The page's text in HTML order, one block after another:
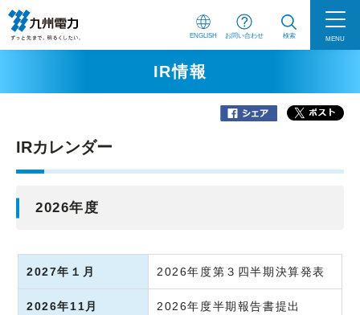
ENGLISH お問い合わせ 検索 MENU
IR情報
IRカレンダー
2026年度
2027年１月 2026年度第３四半期決算発表
2026年11月 2026年度半期報告書提出